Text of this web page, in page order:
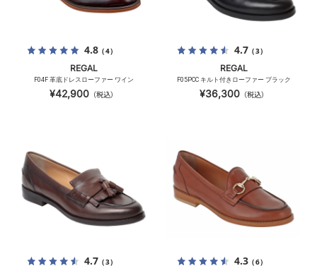
4.8（4）
REGAL
F04F 革底ドレスローファー ワイン
¥42,900 （税込）
4.7（3）
REGAL
F05PCC キルト付きローファー ブラック
¥36,300（税込）
4.7（3） 4.3（6）